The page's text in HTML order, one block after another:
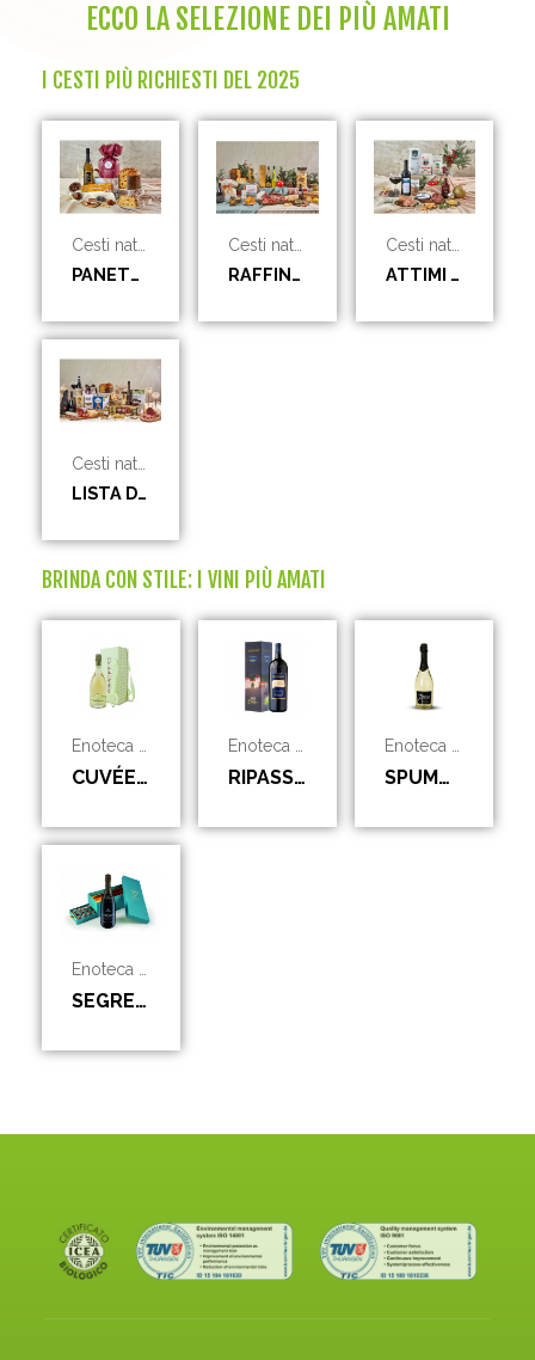
ECCO LA SELEZIONE DEI PIÙ AMATI
I CESTI PIÙ RICHIESTI DEL 2025
Cesti natalizi
PANETTONE E BOLLICINE
Cesti natalizi
RAFFINATE EMOZIONI
Cesti natalizi
ATTIMI DI FELICITÀ
Cesti natalizi
LISTA DEI DESIDERI
BRINDA CON STILE: I VINI PIÙ AMATI
CUVÉE PRESTIGE CA' DEL BOSCO FRANCIACORTA DOCG IN ASTUCCIO ORIGINALE 75 CL RIPASSO DELLA VALPOLLICELLA DOC MAGNUM IN ASTUCCIO ANNIVERSARIO 1,5 LT SPUMANTE EXTRA DRY MILLESIMATO LE ANSE 75 CL
Enoteca Bennati
SEGRETI DI CORTE